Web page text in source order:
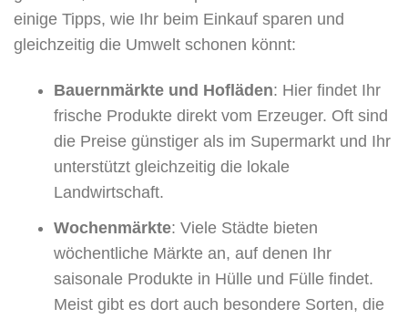
einige Tipps, wie Ihr beim Einkauf sparen und
gleichzeitig die Umwelt schonen könnt:
Bauernmärkte und Hofläden: Hier findet Ihr
frische Produkte direkt vom Erzeuger. Oft sind
die Preise günstiger als im Supermarkt und Ihr
unterstützt gleichzeitig die lokale
Landwirtschaft.
Wochenmärkte: Viele Städte bieten
wöchentliche Märkte an, auf denen Ihr
saisonale Produkte in Hülle und Fülle findet.
Meist gibt es dort auch besondere Sorten, die